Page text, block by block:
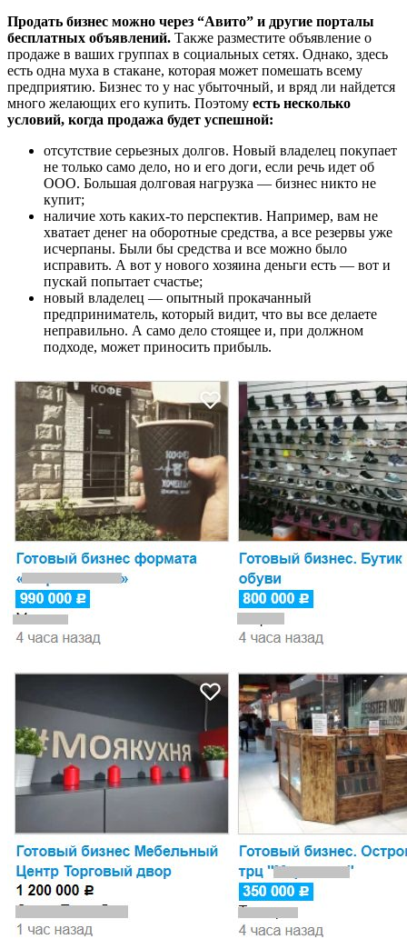
Продать бизнес можно через “Авито” и другие порталы
бесплатных объявлений. Также разместите объявление о
продаже в ваших группах в социальных сетях. Однако, здесь
есть одна муха в стакане, которая может помешать всему
предприятию. Бизнес то у нас убыточный, и вряд ли найдется
много желающих его купить. Поэтому есть несколько
условий, когда продажа будет успешной:
отсутствие серьезных долгов. Новый владелец покупает
не только само дело, но и его доги, если речь идет об
ООО. Большая долговая нагрузка — бизнес никто не
купит;
наличие хоть каких-то перспектив. Например, вам не
хватает денег на оборотные средства, а все резервы уже
исчерпаны. Были бы средства и все можно было
исправить. А вот у нового хозяина деньги есть — вот и
пускай попытает счастье;
новый владелец — опытный прокачанный
предприниматель, который видит, что вы все делаете
неправильно. А само дело стоящее и, при должном
подходе, может приносить прибыль.